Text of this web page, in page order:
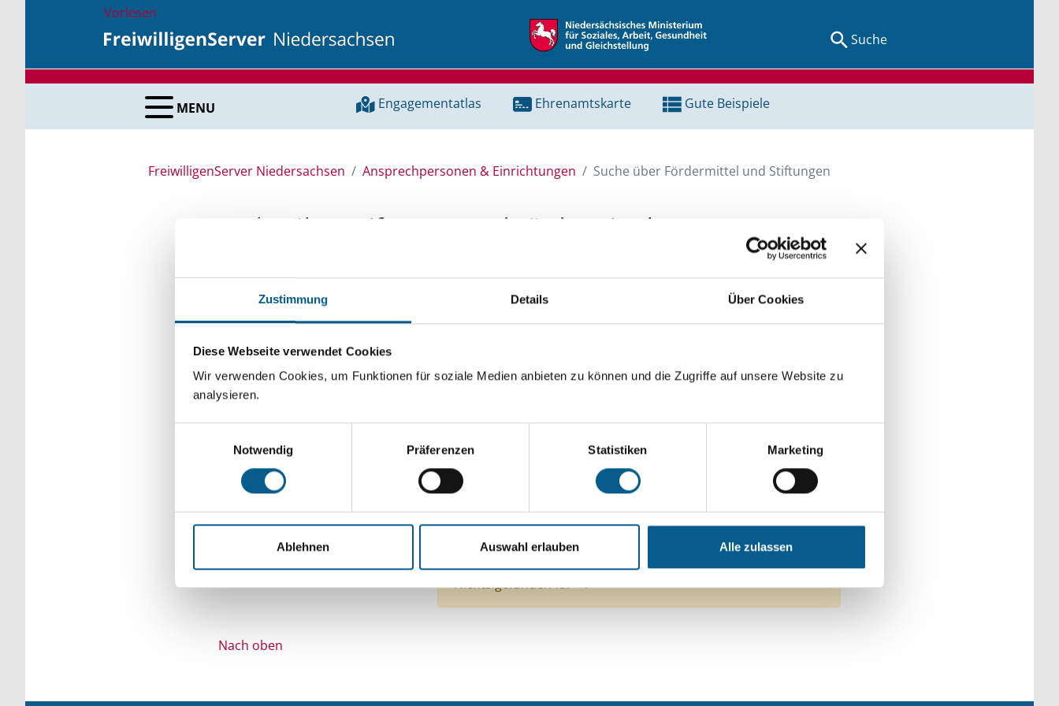
Zustimmung Details Über Cookies
Diese Webseite verwendet Cookies
Wir verwenden Cookies, um Funktionen für soziale Medien anbieten zu können und die Zugriffe auf unsere Website zu
analysieren.
Notwendig
Präferenzen Statistiken Marketing
Ablehnen Auswahl erlauben Alle zulassen
Vorlesen
Suche
MENU Engagementatlas Ehrenamtskarte Gute Beispiele
FreiwilligenServer Niedersachsen Ansprechpersonen & Einrichtungen Suche über Fördermittel und Stiftungen
Suche über Stiftungen und Fördermittel
Sie suchen finanzielle Unterstützung für ein Projekt oder ein Vorhaben? Hier können Sie direkt über
unsere Fördermitteldatenbank und Stiftungsdatenbank recherchieren. Bei der Suche bitte die Groß- und
Kleinschreibung beachten.
Bitte Suchbegriff eingeben. Ergebnisse können durch die Wahl von Bereichen oder Kategorien
verfeinert werden.
Suchen
Aktive Filter:
Themen: Wissenschaft und Forschung
Themen: Kirchliche Zwecke
Themen: Sport
Alle Filter entfernen
Nichts gefunden für "".
Nach oben